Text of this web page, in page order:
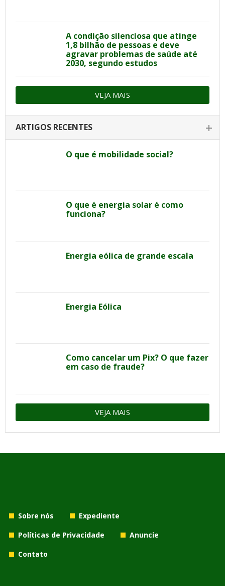
A condição silenciosa que atinge
1,8 bilhão de pessoas e deve
agravar problemas de saúde até
2030, segundo estudos
VEJA MAIS
ARTIGOS RECENTES
O que é mobilidade social?
O que é energia solar é como
funciona?
Energia eólica de grande escala
Energia Eólica
Como cancelar um Pix? O que fazer
em caso de fraude?
VEJA MAIS
Sobre nós
Expediente
Políticas de Privacidade
Anuncie
Contato